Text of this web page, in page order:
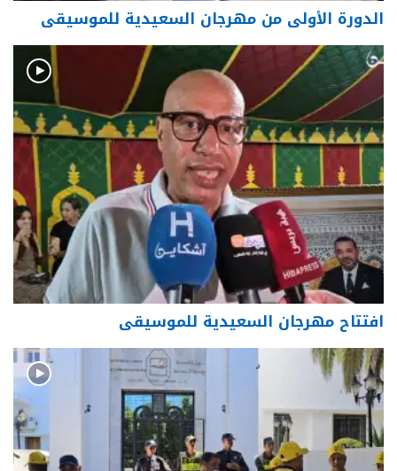
الدورة الأولى من مهرجان السعيدية للموسيقى
افتتاح مهرجان السعيدية للموسيقى